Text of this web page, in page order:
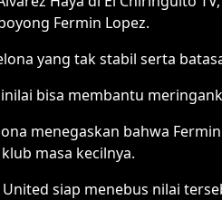
Fermin Lopez.
yang tak stabil serta
bisa membantu
menegaskan bahwa
masa kecilnya.
siap menebus nilai